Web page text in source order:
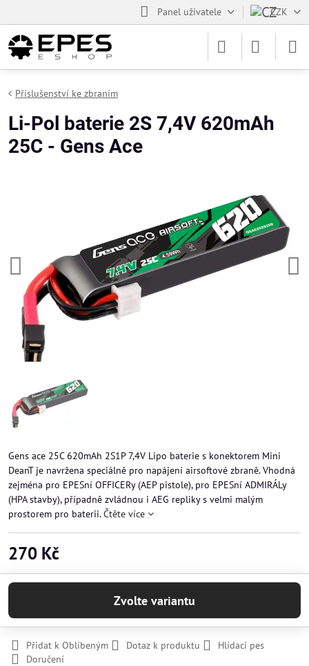
Panel uživatele CZK
Příslušenství ke zbraním
Li-Pol baterie 2S 7,4V 620mAh
25C - Gens Ace
Gens ace 25C 620mAh 2S1P 7,4V Lipo baterie s konektorem Mini
DeanT je navržena speciálně pro napájení airsoftové zbraně. Vhodná
zejména pro EPESní OFFICERy (AEP pistole), pro EPESní ADMIRÁLy
(HPA stavby), případně zvládnou i AEG repliky s velmi malým
prostorem pro baterii.Čtěte více
270 Kč
Zvolte variantu
Přidat k Oblíbeným Dotaz k produktu
Hlídací pes
Doručení